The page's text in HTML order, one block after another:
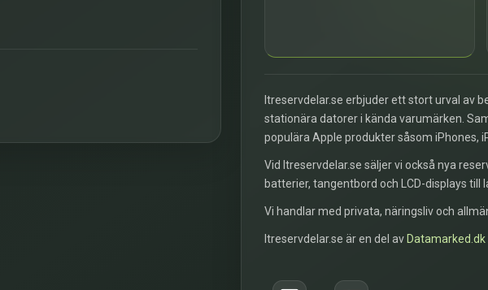
Itreservdelar.se erbjuder ett stort urval av
stationära datorer i kända varumärken.
populära Apple produkter såsom iPhones,
Vid Itreservdelar.se säljer vi också nya
batterier, tangentbord och LCD-displays
Vi handlar med privata, näringsliv och
Itreservdelar.se är en del av Datamarked.dk